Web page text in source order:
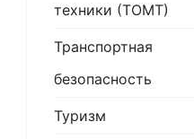
техники (ТОМТ)
Транспортная
безопасность
Туризм